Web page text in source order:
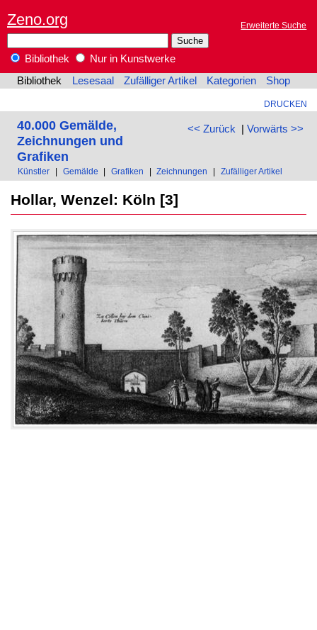
Zeno.org Erweiterte Suche
Bibliothek
Nur in Kunstwerke
Bibliothek
Lesesaal Zufälliger Artikel Kategorien Shop
DRUCKEN
<< Zurück | Vorwärts >>
40.000 Gemälde,
Zeichnungen und
Grafiken
Künstler Gemälde Grafiken Zeichnungen Zufälliger Artikel
Hollar, Wenzel: Köln [3]